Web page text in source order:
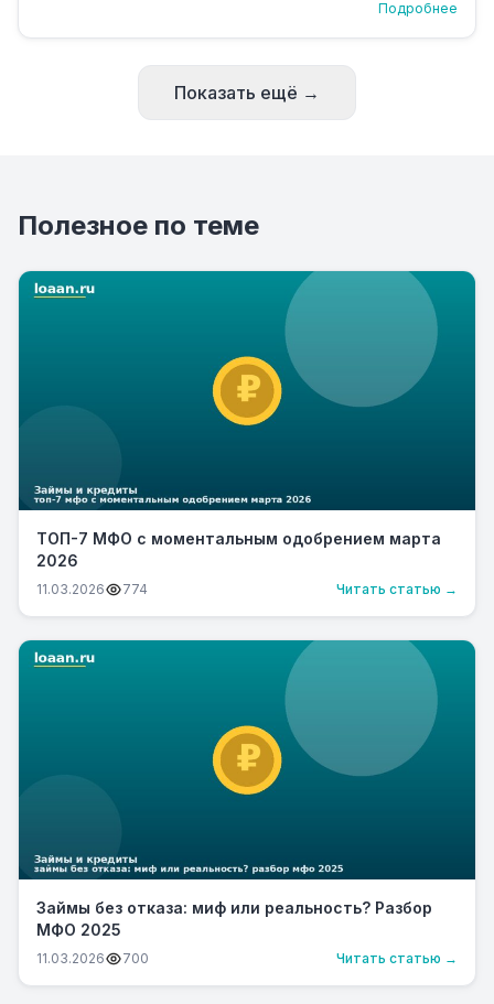
Подробнее
Показать ещё →
Полезное по теме
ТОП-7 МФО с моментальным одобрением марта
2026
11.03.2026 774 Читать статью →
Займы без отказа: миф или реальность? Разбор
МФО 2025
11.03.2026 700 Читать статью →